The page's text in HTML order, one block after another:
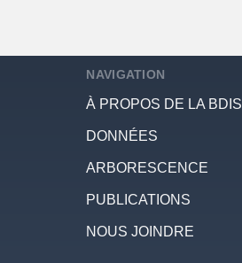
NAVIGATION
À PROPOS DE LA BDIS
DONNÉES
ARBORESCENCE
PUBLICATIONS
NOUS JOINDRE